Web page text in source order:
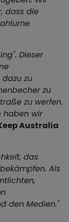
dass die
Dieser
zu
zu
zu werfen.
haben wir
Australia
das
Als
den Medien."